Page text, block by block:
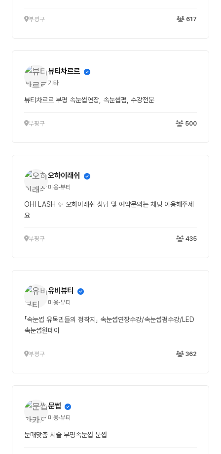
부평구 617
뷰티차르르
기타
뷰티차르르 부평 속눈썹연장, 속눈썹펌, 수강전문
부평구 500
오하이래쉬
미용·뷰티
OHI LASH ✨ 오하이래쉬 상담 및 예약문의는 채팅 이용해주세
요
부평구 435
유비뷰티
미용·뷰티
「속눈썹 유목민들의 정착지」 속눈썹연장수강/속눈썹펌수강/LED
속눈썹원데이
부평구 362
문썹
미용·뷰티
눈매맞춤 시술 부평속눈썹 문썹